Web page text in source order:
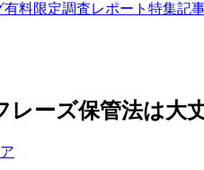
有料限定調査レポート 特集記
レーズ保管法は大